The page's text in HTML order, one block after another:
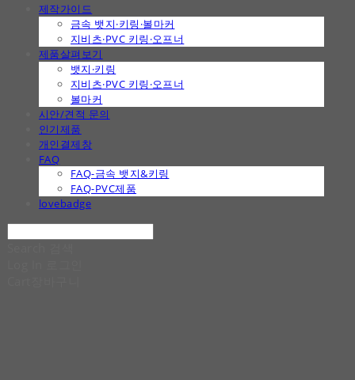
제작가이드
금속 뱃지·키링·볼마커
지비츠·PVC 키링·오프너
제품살펴보기
뱃지·키링
지비츠·PVC 키링·오프너
볼마커
시안/견적 문의
인기제품
개인결제창
FAQ
FAQ-금속 뱃지&키링
FAQ-PVC제품
lovebadge